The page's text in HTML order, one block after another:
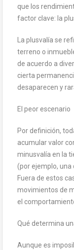
que los
factor clave: la
La plusvalía se
terreno o
de acuerdo a
cierta
desaparecen y
El peor escenario
Por definición,
acumular valor
minusvalía en la
(por ejemplo, una
Fuera de estos
movimientos de
el
Qué determina
Aunque es